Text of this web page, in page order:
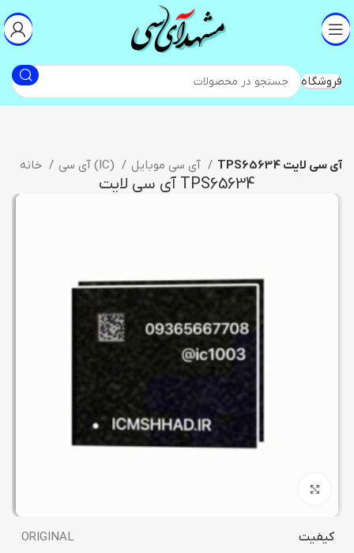
فروشگاه
آی سی (IC) TPS65634 آی سی لایت
TPS65634 آی سی لایت
کیفیت ORIGINAL